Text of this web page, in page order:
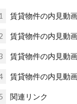
賃貸物件の内見動
賃貸物件の内見動
賃貸物件の内見動
賃貸物件の内見動
関連リンク